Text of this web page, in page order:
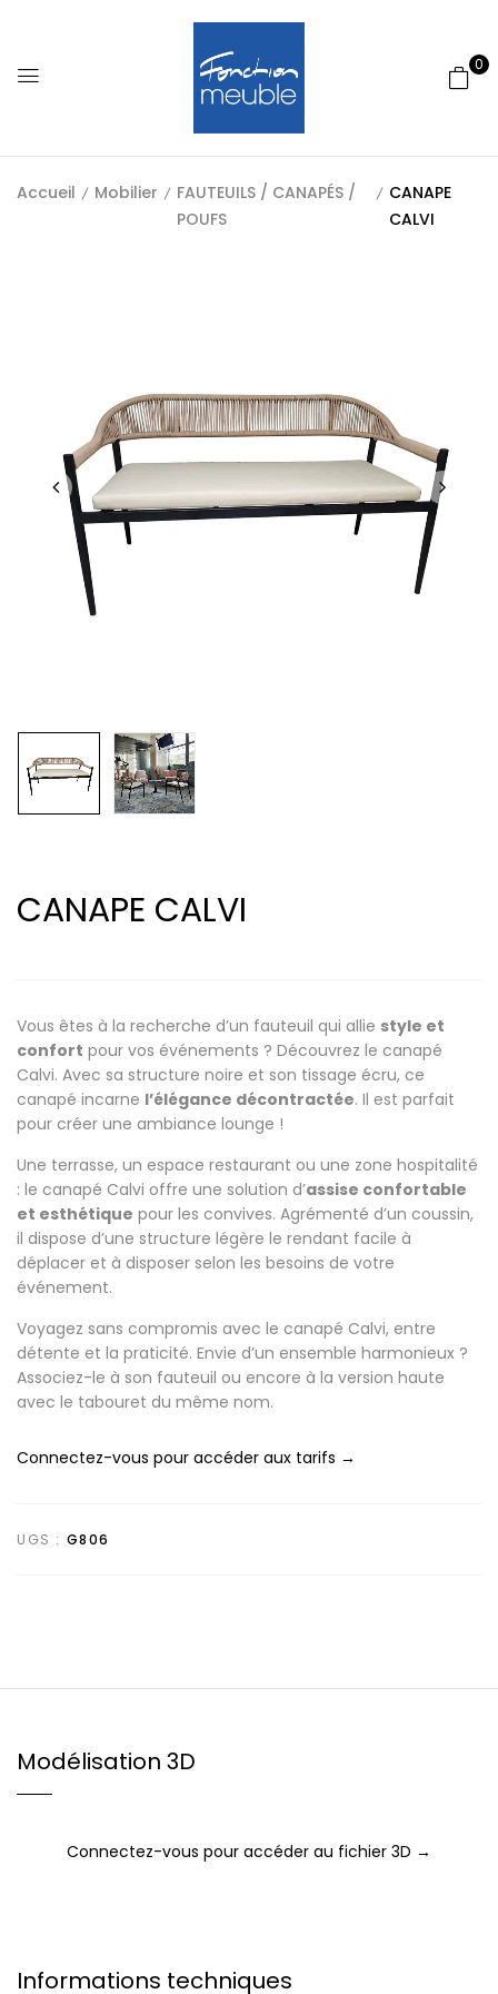
0
Accueil Mobilier
FAUTEUILS / CANAPÉS /
POUFS
CANAPE
CALVI
CANAPE CALVI
Vous êtes à la recherche d’un fauteuil qui allie style et
confort pour vos événements ? Découvrez le canapé
Calvi. Avec sa structure noire et son tissage écru, ce
canapé incarne l’élégance décontractée. Il est parfait
pour créer une ambiance lounge !
Une terrasse, un espace restaurant ou une zone hospitalité
: le canapé Calvi offre une solution d’assise confortable
et esthétique pour les convives. Agrémenté d’un coussin,
il dispose d’une structure légère le rendant facile à
déplacer et à disposer selon les besoins de votre
événement.
Voyagez sans compromis avec le canapé Calvi, entre
détente et la praticité. Envie d’un ensemble harmonieux ?
Associez-le à son fauteuil ou encore à la version haute
avec le tabouret du même nom.
Connectez-vous pour accéder aux tarifs →
UGS : G806
Modélisation 3D
Connectez-vous pour accéder au fichier 3D →
Informations techniques